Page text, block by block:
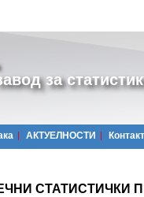
за
АКТУЕЛНОСТИ Контакт
СТАТИСТИЧКИ